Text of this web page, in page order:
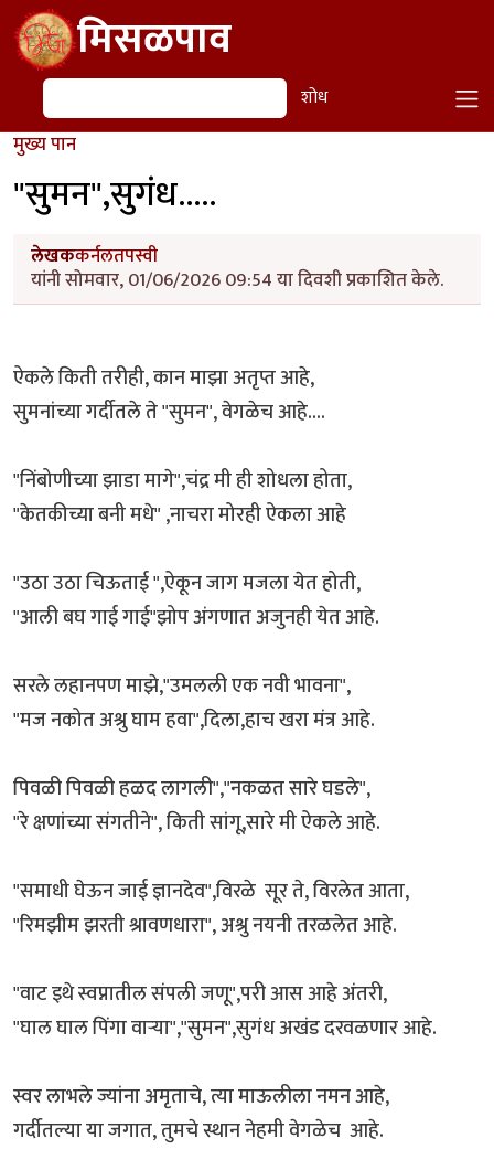
Skip to main contentमिसळपाव
शोध शोध
मुख्य पान
"सुमन",सुगंध.....
लेखककर्नलतपस्वी
यांनी सोमवार, 01/06/2026 09:54 या दिवशी प्रकाशित केले.
ऐकले किती तरीही, कान माझा अतृप्त आहे,
सुमनांच्या गर्दीतले ते "सुमन", वेगळेच आहे....
"निंबोणीच्या झाडा मागे",चंद्र मी ही शोधला होता,
"केतकीच्या बनी मधे" ,नाचरा मोरही ऐकला आहे
"उठा उठा चिऊताई ",ऐकून जाग मजला येत होती,
"आली बघ गाई गाई"झोप अंगणात अजुनही येत आहे.
सरले लहानपण माझे,"उमलली एक नवी भावना",
"मज नकोत अश्रु घाम हवा",दिला,हाच खरा मंत्र आहे.
पिवळी पिवळी हळद लागली","नकळत सारे घडले",
"रे क्षणांच्या संगतीने", किती सांगू,सारे मी ऐकले आहे.
"समाधी घेऊन जाई ज्ञानदेव",विरळे सूर ते, विरलेत आता,
"रिमझीम झरती श्रावणधारा", अश्रु नयनी तरळलेत आहे.
"वाट इथे स्वप्नातील संपली जणू",परी आस आहे अंतरी,
"घाल घाल पिंगा वाऱ्या","सुमन",सुगंध अखंड दरवळणार आहे.
स्वर लाभले ज्यांना अमृताचे, त्या माऊलीला नमन आहे,
गर्दीतल्या या जगात, तुमचे स्थान नेहमी वेगळेच आहे.